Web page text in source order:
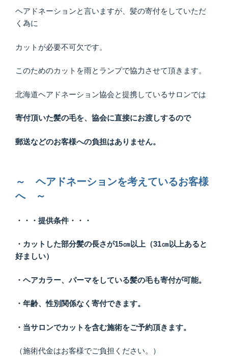
ヘアドネーションと言いますが、髪の寄付をしていただ
く為に
カットが必要不可欠です。
このためのカットを雨とランプで協力させて頂きます。
北海道ヘアドネーション協会と提携しているサロンでは
寄付頂いた髪の毛を、協会に直接にお渡しするので
郵送などのお客様への負担はありません。
～ ヘアドネーションを考えているお客様
へ ～
・・・提供条件・・・
・カットした部分髪の長さが15㎝以上（31㎝以上あると
好ましい）
・ヘアカラー、パーマをしている髪の毛も寄付が可能。
・年齢、性別関係なく寄付できます。
・当サロンでカットを含む施術をご予約頂きます。
（施術代金はお客様でご負担ください。）